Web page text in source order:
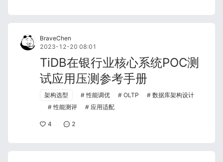
BraveChen
2023-12-20 08:01
TiDB在银行业核心系统POC测
试应用压测参考手册
架构选型 性能调优 OLTP
数据库架构设计
性能测评
应用适配
4 2